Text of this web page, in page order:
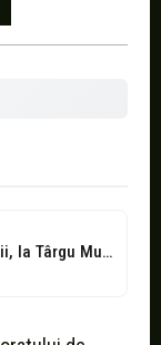
Proiect de prevenire a criminalității, la Târgu Mureș